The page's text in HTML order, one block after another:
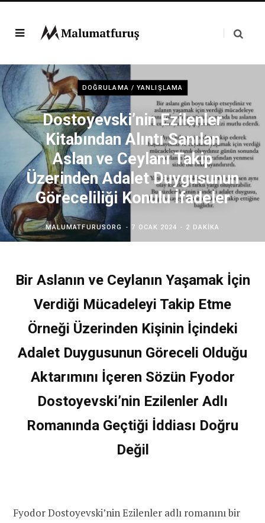
DOĞRULAMA / YANLIŞLAMA
Dostoyevski’nin Ezilenler
Kitabından Alıntı Sanılan
Aslan ve Ceylanı Takip
Üzerinden Adalet Duygusunun
Göreceliliği Konulu İfadeler
MALUMATFURUSORG 7 OCAK 2024 2 DAKIKA
Bir Aslanın ve Ceylanın Yaşamak İçin
Verdiği Mücadeleyi Takip Etme
Örneği Üzerinden Kişinin İçindeki
Adalet Duygusunun Göreceli Olduğu
Aktarımını İçeren Sözün Fyodor
Dostoyevski’nin Ezilenler Adlı
Romanında Geçtiği İddiası Doğru
Değil
Fyodor Dostoyevski’nin Ezilenler adlı romanını bir